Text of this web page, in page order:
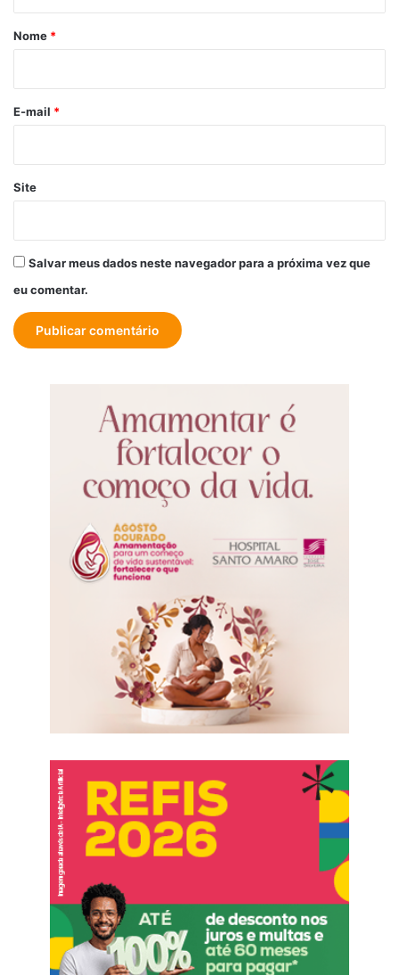
r
*
Nome *
E-mail *
Site
Salvar meus dados neste navegador para a próxima vez que
eu comentar.